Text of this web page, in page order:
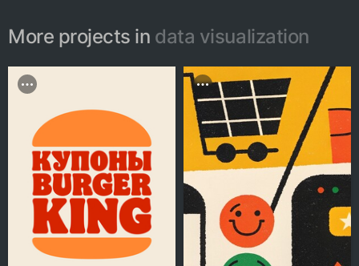
More projects in data visualization